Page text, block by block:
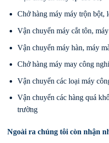
Chở hàng máy máy trộn bột,
Vận chuyển máy cắt tôn,
Vận chuyển máy hàn, máy
Chở hàng máy may công
Vận chuyển các loại máy
Vận chuyển các hàng quá
trường
Ngoài ra chúng tôi còn nhận